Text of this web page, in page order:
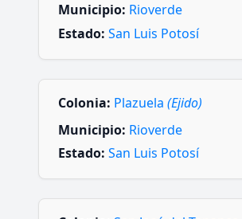
Municipio: Rioverde
Estado: San Luis Potosí
Colonia: Plazuela (Ejido)
Municipio: Rioverde
Estado: San Luis Potosí